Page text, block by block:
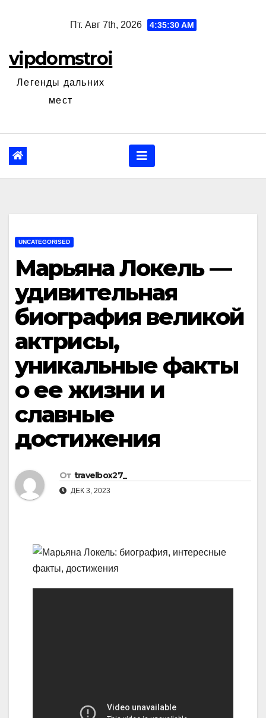
Пт. Авг 7th, 2026 4:35:31 AM
vipdomstroi
Легенды дальних
мест
UNCATEGORISED
Марьяна Локель —
удивительная
биография великой
актрисы,
уникальные факты
о ее жизни и
славные
достижения
От travelbox27_
ДЕК 3, 2023